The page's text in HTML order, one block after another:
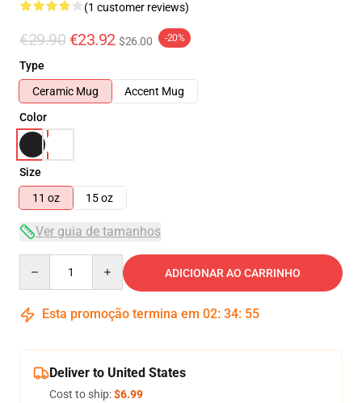
(1 customer reviews)
€29.90 €23.92 $26.00 -20%
Type
Ceramic Mug
Accent Mug
Color
Size
11 oz
15 oz
Ver guia de tamanhos
ADICIONAR AO CARRINHO
Esta promoção termina em 02: 34: 55
Deliver to United States
Cost to ship:$6.99